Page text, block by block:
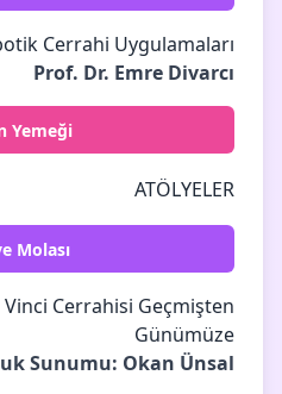
Cerrahi Uygulamaları
Prof. Dr. Emre Divarcı
Yemeği
ATÖLYELER
Molası
Vinci Cerrahisi Geçmişten
Günümüze
Sunumu: Okan Ünsal